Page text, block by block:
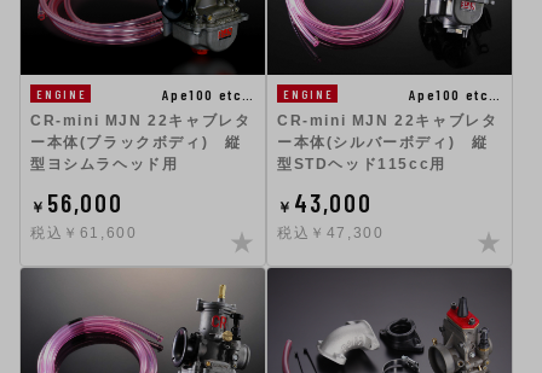
ENGINE
Ape100 etc…
CR-mini MJN 22キャブレタ
ー本体(ブラックボディ) 縦
型ヨシムラヘッド用
￥ 56,000
税込￥61,600
ENGINE
Ape100 etc…
CR-mini MJN 22キャブレタ
ー本体(シルバーボディ) 縦
型STDヘッド115cc用
￥ 43,000
税込￥47,300